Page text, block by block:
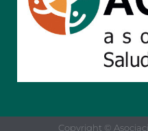
Copyright ©